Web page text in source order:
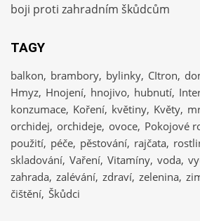
boji proti zahradním škůdcům
TAGY
balkon brambory bylinky CItron
Hmyz Hnojení hnojivo hubnutí
konzumace Koření květiny Květy
orchidej orchideje ovoce Pokojové
použití péče pěstování rajčata
skladování Vaření Vitamíny voda
zahrada zalévání zdraví zelenina
čištění Škůdci